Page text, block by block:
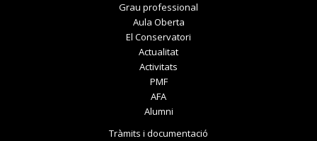
Grau professional
Aula Oberta
El Conservatori
Actualitat
Activitats
PMF
AFA
Alumni
Tràmits i documentació